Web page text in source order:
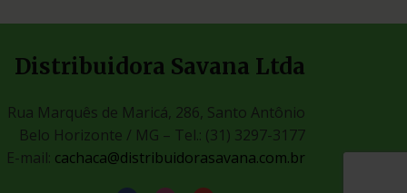
Distribuidora Savana Ltda
Rua Marquês de Maricá, 286, Santo Antônio
Belo Horizonte / MG – Tel.: (31) 3297-3177
E-mail: cachaca@distribuidorasavana.com.br